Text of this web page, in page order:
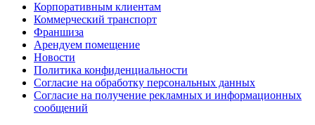
Корпоративным клиентам
Коммерческий транспорт
Франшиза
Арендуем помещение
Новости
Политика конфиденциальности
Согласие на обработку персональных данных
Согласие на получение рекламных и информационных
сообщений